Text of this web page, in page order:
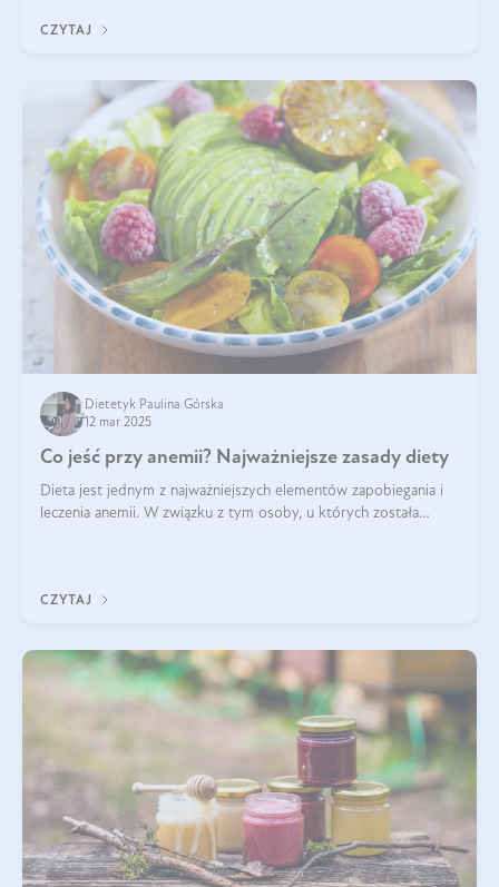
CZYTAJ
Dietetyk Paulina Górska
12 mar 2025
Co jeść przy anemii? Najważniejsze zasady diety
Dieta jest jednym z najważniejszych elementów zapobiegania i
leczenia anemii. W związku z tym osoby, u których została
CZYTAJ